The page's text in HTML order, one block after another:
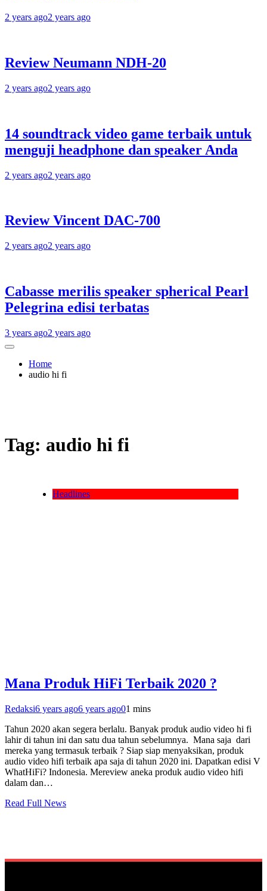
2 years ago2 years ago
Review Neumann NDH-20
2 years ago2 years ago
14 soundtrack video game terbaik untuk
menguji headphone dan speaker Anda
2 years ago2 years ago
Review Vincent DAC-700
2 years ago2 years ago
Cabasse merilis speaker spherical Pearl
Pelegrina edisi terbatas
3 years ago2 years ago
Home
audio hi fi
Tag: audio hi fi
Headlines
Mana Produk HiFi Terbaik 2020 ?
Redaksi6 years ago6 years ago01 mins
Tahun 2020 akan segera berlalu. Banyak produk audio video hi fi
lahir di tahun ini dan satu dua tahun sebelumnya. Mana saja dari
mereka yang termasuk terbaik ? Siap siap menyaksikan, produk
audio video hifi terbaik apa saja di tahun 2020 ini. Dapatkan edisi V
WhatHiFi? Indonesia. Mereview aneka produk audio video hifi
dalam dan…
Read Full News